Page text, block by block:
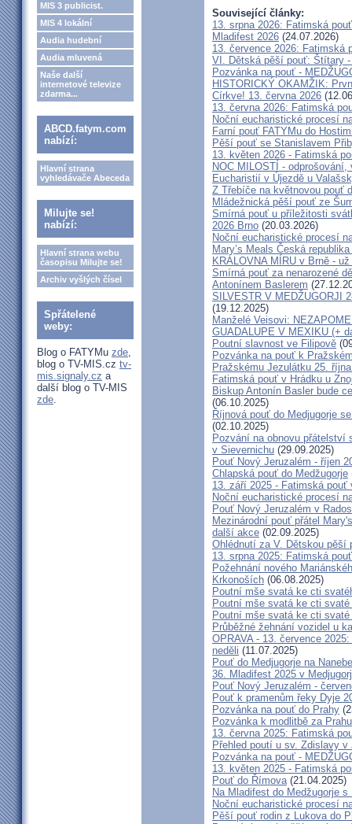
MIS 3 publicist.
MIS 4 lokální
Audia hudební
Audia mluvená
Naše další
internetové televize
zdarma...
ABCD.fatym.com
nabízí:
Hlavní strana
vyhledávače Abeceda
Milujte se!
nabízí:
Hlavní strana webu
časopisu Milujte se!
Archiv vyšlých čísel
Spřátelené
weby:
Blog o FATYMu zde,
blog o TV-MIS.cz tv-
mis.signaly.cz a
další blog o TV-MIS
zde.
Související články:
13. srpna 2026: Fatimská
Mladifest 2026 (24.07.2026)
13. července 2026: Fatimská
VI. Dětská pěší pouť: Štítary
Pozvánka na pouť -
HISTORICKÝ OKAMŽIK:
Církve! 13. června 2026
13. června 2026: Fatimská
Noční eucharistické procesí
Farní pouť FATYMu do
Pěší pouť se Stanislavem
13. květen 2026 - Fatimská
NOC MILOSTÍ -
Eucharistií v Újezdě u
Z Třebíče na květnovou pouť
Mládežnická pěší pouť ze
Smírná pouť u příležitosti
2026 Brno (20.03.2026)
Noční eucharistické procesí
Mary’s Meals Česká
KRÁLOVNA MÍRU v Brně -
Smírná pouť za nenarozené
Antonínem Baslerem
SILVESTR V MEDŽUGORJI
(19.12.2025)
Manželé Veisovi:
GUADALUPE V MEXIKU (+
Poutní slavnost ve Filipově
Pozvánka na pouť k
Pražskému Jezulátku 25.
Fatimská pouť v Hrádku u
Biskup Antonín Basler bude
(06.10.2025)
Říjnová pouť do Medjugorje
(02.10.2025)
Pozvání na obnovu přátelství
v Sievernichu (29.09.2025)
Pouť Nový Jeruzalém - říjen
Chlapská pouť do Medžugorje
13. září 2025 - Fatimská pouť
Noční eucharistické procesí
Pouť Nový Jeruzalém v
Mezinárodní pouť přátel
další akce (02.09.2025)
Ohlédnutí za V. Dětskou pěší
13. srpna 2025: Fatimská
Požehnání nového
Krkonoších (06.08.2025)
Poutní mše svatá ke cti
Poutní mše svatá ke cti
Poutní mše svatá ke cti
Průběžné žehnání vozidel u
OPRAVA - 13. července
neděli (11.07.2025)
Pouť do Medjugorje na
36. Mladifest 2025 v
Pouť Nový Jeruzalém -
Pouť k pramenům řeky Dyje
Pozvánka na pouť do Prahy
Pozvánka k modlitbě za
13. června 2025: Fatimská
Přehled poutí u sv. Zdislavy
Pozvánka na pouť -
13. květen 2025 - Fatimská
Pouť do Římova(21.04.2025)
Na Mladifest do Medžugorje s
Noční eucharistické procesí
Pěší pouť rodin z Lukova do